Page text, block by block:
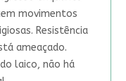
movimentos
Resistência
ameaçado.
laico, não há